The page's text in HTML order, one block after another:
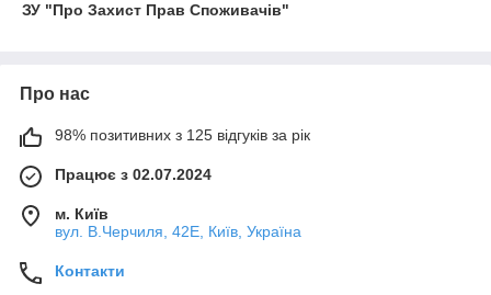
ЗУ "Про Захист Прав Споживачів"
Про нас
98% позитивних з 125 відгуків за рік
Працює з 02.07.2024
м. Київ
вул. В.Черчиля, 42Е, Київ, Україна
Контакти